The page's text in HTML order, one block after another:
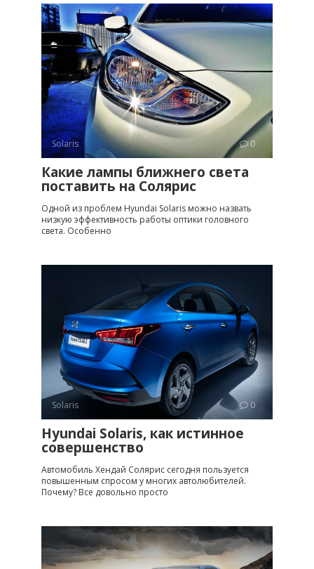
Solaris 0
Какие лампы ближнего света
поставить на Солярис
Одной из проблем Hyundai Solaris можно назвать
низкую эффективность работы оптики головного
света. Особенно
Solaris 0
Hyundai Solaris, как истинное
совершенство
Автомобиль Хендай Солярис сегодня пользуется
повышенным спросом у многих автолюбителей.
Почему? Все довольно просто